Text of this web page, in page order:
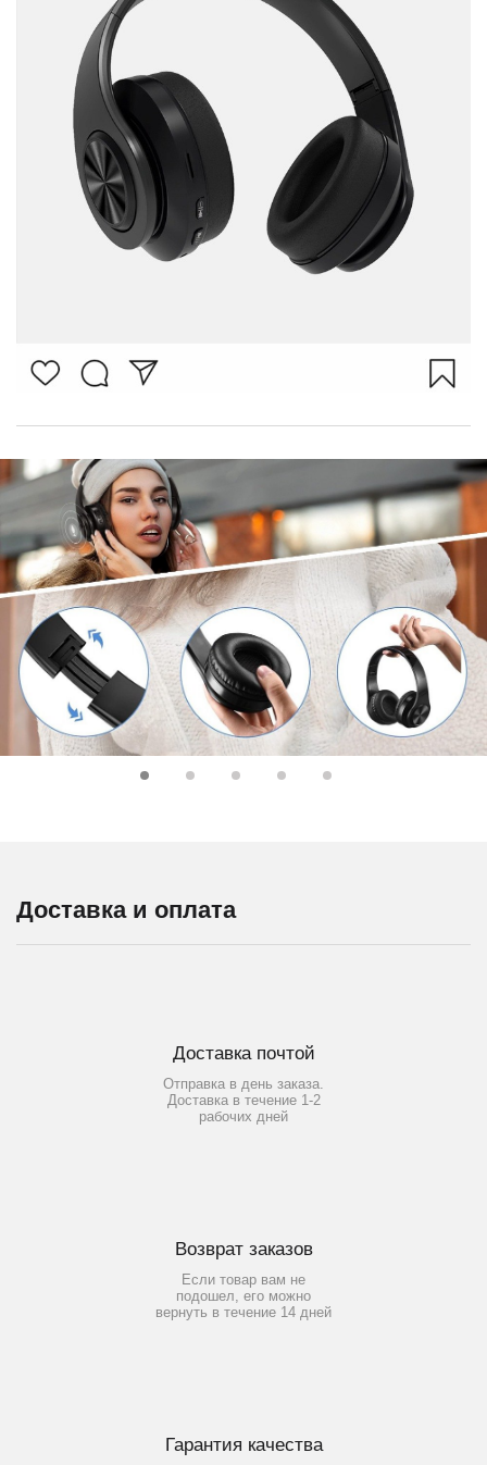
Доставка и оплата
Доставка почтой
Отправка в день заказа.
Доставка в течение 1-2
рабочих дней
Возврат заказов
Если товар вам не
подошел, его можно
вернуть в течение 14 дней
Гарантия качества